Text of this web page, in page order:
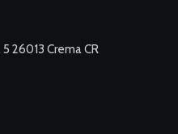
26013 Crema CR